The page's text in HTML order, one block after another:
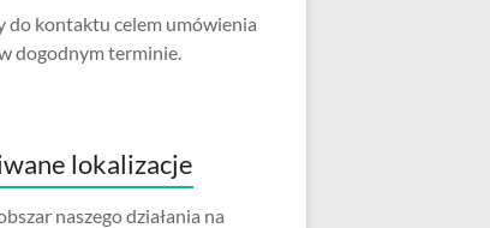
do kontaktu celem umówienia
dogodnym terminie.
lokalizacje
naszego działania na